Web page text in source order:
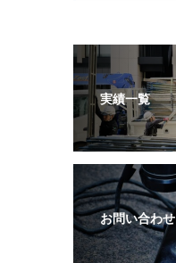
実績一覧
お問い合わせ